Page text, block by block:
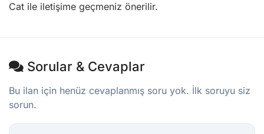
Cat ile iletişime geçmeniz önerilir.
Sorular & Cevaplar
Bu ilan için henüz cevaplanmış soru yok. İlk soruyu siz
sorun.